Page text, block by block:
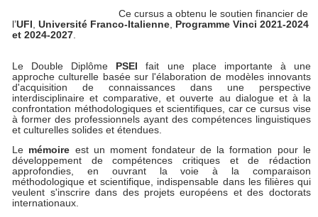
Ce cursus a obtenu le soutien financier de
l’UFI ,Université Franco-Italienne
Programme Vinci 2021-2024
et 2024-2027
Le Double Diplôme PSEI fait une place importante à une
approche culturelle basée sur l'élaboration de modèles innovants
d'acquisition de connaissances dans une perspective
interdisciplinaire et comparative, et ouverte au dialogue et à la
confrontation méthodologiques et scientifiques, car ce cursus vise
à former des professionnels ayant des compétences linguistiques
et culturelles solides et étendues.
Le mémoire est un moment fondateur de la formation pour le
développement de compétences critiques et de rédaction
approfondies, en ouvrant la voie à la comparaison
méthodologique et scientifique, indispensable dans les filières qui
veulent s'inscrire dans des projets européens et des doctorats
internationaux.